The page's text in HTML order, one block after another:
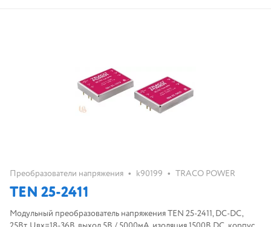
Преобразователи напряжения • k90199 • TRACO POWER
TEN 25-2411
Модульный преобразователь напряжения TEN 25-2411, DC-DC,